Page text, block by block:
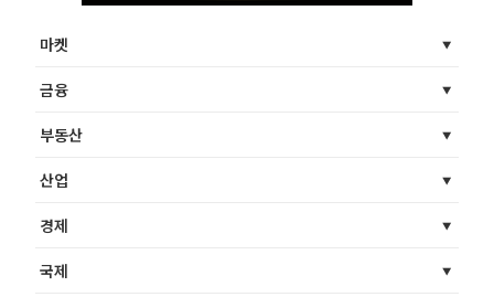
마켓
금융
부동산
산업
경제
국제